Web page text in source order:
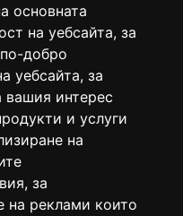
основната
на уебсайта, за
добро
уебсайта, за
вашия интерес
и услуги
на
, за
на реклами които